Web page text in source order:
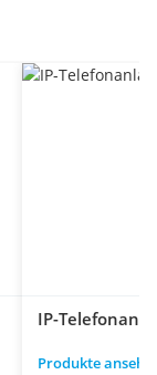
IP-
Produkte